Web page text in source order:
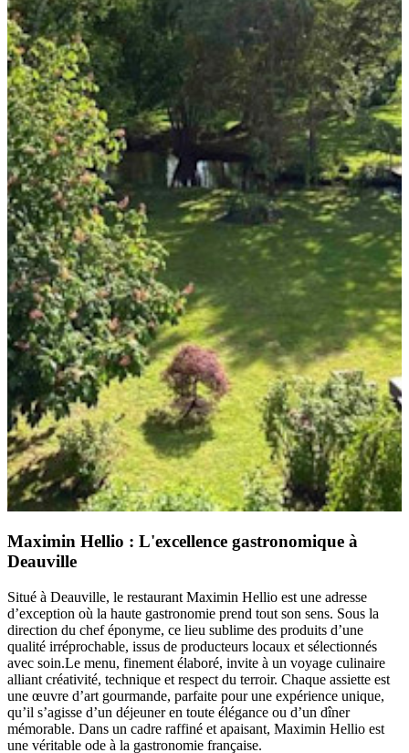
Maximin Hellio : L'excellence gastronomique à
Deauville
Situé à Deauville, le restaurant Maximin Hellio est une adresse
d’exception où la haute gastronomie prend tout son sens. Sous la
direction du chef éponyme, ce lieu sublime des produits d’une
qualité irréprochable, issus de producteurs locaux et sélectionnés
avec soin.Le menu, finement élaboré, invite à un voyage culinaire
alliant créativité, technique et respect du terroir. Chaque assiette est
une œuvre d’art gourmande, parfaite pour une expérience unique,
qu’il s’agisse d’un déjeuner en toute élégance ou d’un dîner
mémorable. Dans un cadre raffiné et apaisant, Maximin Hellio est
une véritable ode à la gastronomie française.